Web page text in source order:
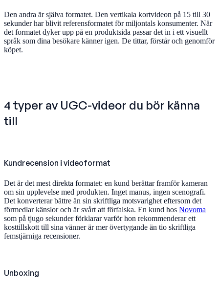
Den andra är själva formatet. Den vertikala kortvideon på 15 till 30
sekunder har blivit referensformatet för miljontals konsumenter. När
det formatet dyker upp på en produktsida passar det in i ett visuellt
språk som dina besökare känner igen. De tittar, förstår och genomför
köpet.
4 typer av UGC-videor du bör känna
till
Kundrecension i videoformat
Det är det mest direkta formatet: en kund berättar framför kameran
om sin upplevelse med produkten. Inget manus, ingen scenografi.
Det konverterar bättre än sin skriftliga motsvarighet eftersom det
förmedlar känslor och är svårt att förfalska. En kund hos Novoma
som på tjugo sekunder förklarar varför hon rekommenderar ett
kosttillskott till sina vänner är mer övertygande än tio skriftliga
femstjärniga recensioner.
Unboxing